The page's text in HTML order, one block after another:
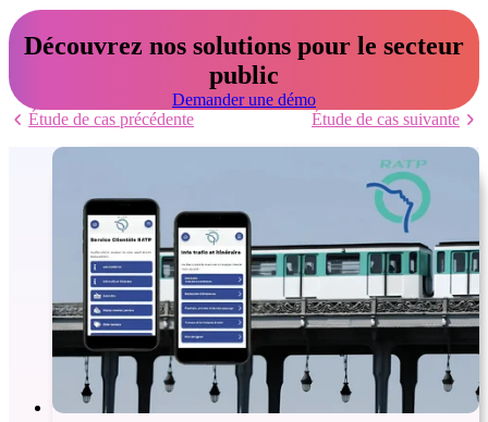
Découvrez nos solutions pour le secteur
public
Demander une démo
Étude de cas précédente
Étude de cas suivante